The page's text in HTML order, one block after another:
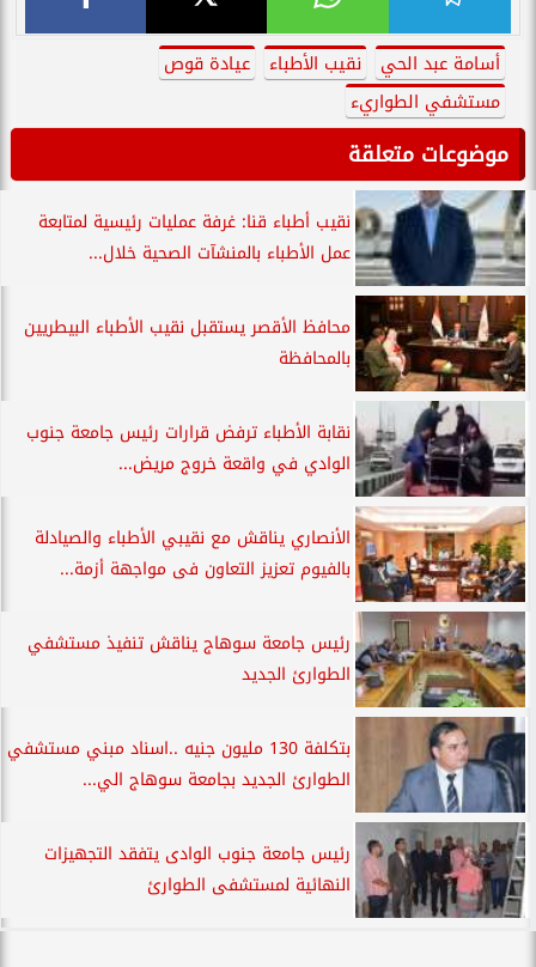
أسامة عبد الحي نقيب الأطباء
عيادة قوص
مستشفي الطواريء
موضوعات متعلقة
نقيب أطباء قنا: غرفة عمليات رئيسية لمتابعة
عمل الأطباء بالمنشآت الصحية خلال...
محافظ الأقصر يستقبل نقيب الأطباء البيطريين
بالمحافظة
نقابة الأطباء ترفض قرارات رئيس جامعة جنوب
الوادي في واقعة خروج مريض...
الأنصاري يناقش مع نقيبي الأطباء والصيادلة
بالفيوم تعزيز التعاون فى مواجهة أزمة...
رئيس جامعة سوهاج يناقش تنفيذ مستشفي
الطوارئ الجديد
بتكلفة 130 مليون جنيه ..اسناد مبني مستشفي
الطوارئ الجديد بجامعة سوهاج الي...
رئيس جامعة جنوب الوادى يتفقد التجهيزات
النهائية لمستشفى الطوارئ